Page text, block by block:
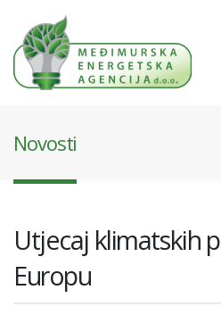
Novosti
Utjecaj klimatskih
Europu